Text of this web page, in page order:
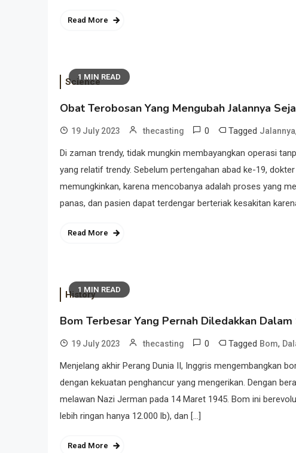
Read More
1 MIN READ
Science
Obat Terobosan Yang Mengubah Jalannya
19 July 2023 thecasting 0 Tagged Jalannya,
Di zaman trendy, tidak mungkin membayangkan operasi
yang relatif trendy. Sebelum pertengahan abad ke-19,
memungkinkan, karena mencobanya adalah proses yang
panas, dan pasien dapat terdengar berteriak kesakitan
Read More
1 MIN READ
History
Bom Terbesar Yang Pernah Diledakkan Dalam
19 July 2023 thecasting 0 Tagged Bom,
Menjelang akhir Perang Dunia II, Inggris mengembangkan
dengan kekuatan penghancur yang mengerikan. Dengan
melawan Nazi Jerman pada 14 Maret 1945. Bom ini
lebih ringan hanya 12.000 lb), dan […]
Read More